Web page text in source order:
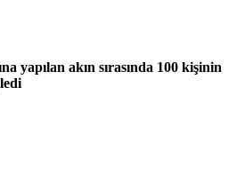
yapılan akın sırasında 100 kişinin